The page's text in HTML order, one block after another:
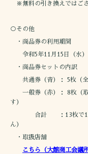
※無料の引き換えではござ
○その他
・商品券の利用期間
令和5年11月15日（水）
・商品券セットの内訳
共通券（青）： 5枚（全
一般券（赤）： 8枚（取
す）
合計 ：13枚で1セッ
ん）
・取扱店舗
こちら（大館商工会議